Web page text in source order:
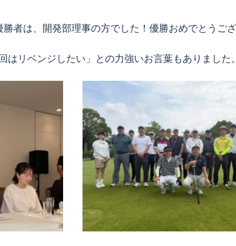
者は、開発部理事の方でした！優勝おめでとうご
はリベンジしたい」との力強いお言葉もありました。